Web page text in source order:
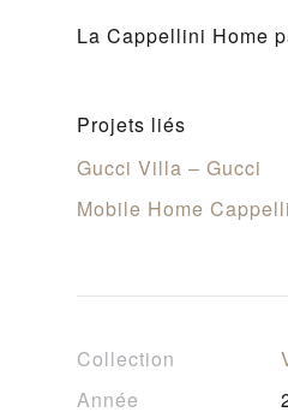
La Cap­pelli­ni Home
Projets liés
Gucci Villa – Gucci
Mobile Home
Collection
Année